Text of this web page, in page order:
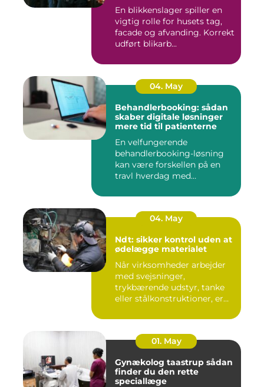
En blikkenslager spiller en
vigtig rolle for husets tag,
facade og afvanding. Korrekt
udført blikarb...
04. May
Behandlerbooking: sådan
skaber digitale løsninger
mere tid til patienterne
En velfungerende
behandlerbooking-løsning
kan være forskellen på en
travl hverdag med
04. May
Ndt: sikker kontrol uden at
ødelægge materialet
Når virksomheder arbejder
med svejsninger,
trykbærende udstyr, tanke
eller stålkonstruktioner, er
01. May
Gynækolog taastrup sådan
finder du den rette
speciallæge